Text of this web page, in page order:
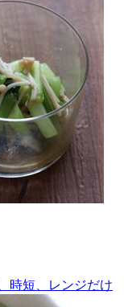
時短、レンジだけ